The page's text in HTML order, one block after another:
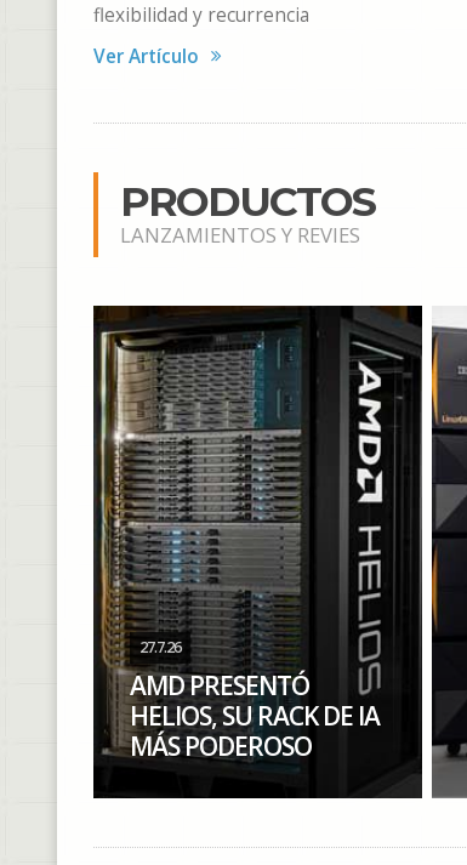
flexibilidad y recurrencia
Ver Artículo
PRODUCTOS
LANZAMIENTOS Y REVIES
27.7.26
AMD PRESENTÓ
HELIOS, SU RACK DE IA
MÁS PODEROSO